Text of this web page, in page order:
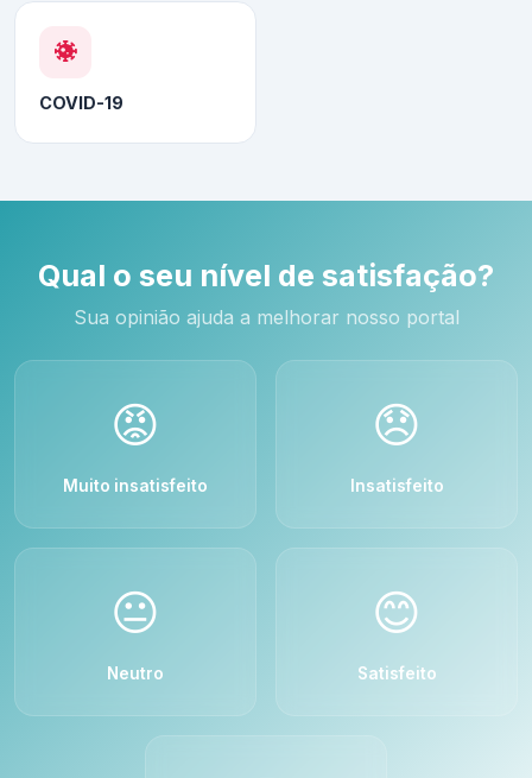
COVID-19
Qual o seu nível de satisfação?
Sua opinião ajuda a melhorar nosso portal
😡
Muito insatisfeito
😞
Insatisfeito
😐
Neutro
😊
Satisfeito